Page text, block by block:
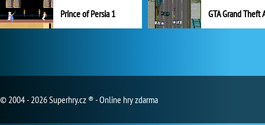
Prince of Persia 1 GTA Grand Theft
© 2004 - 2026 Superhry.cz ® - Online hry zdarma